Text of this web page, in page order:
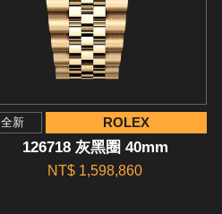
全新 ROLEX
126718 灰黑圈 40mm
NT$ 1,598,860